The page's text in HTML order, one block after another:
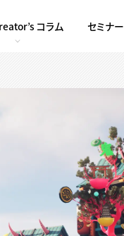
コラム セミナー